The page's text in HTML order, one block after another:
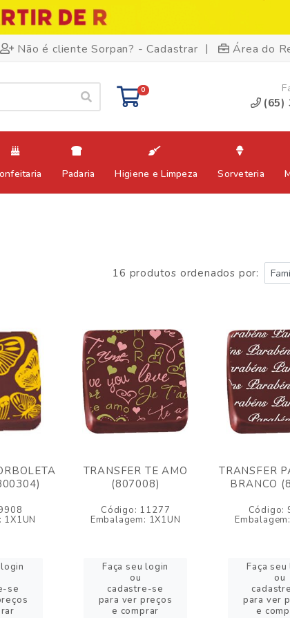
Não é cliente Sorpan? - Cadastrar | Área do
0
(65)
Padaria Higiene e Limpeza Sorveteria
16 produtos ordenados por:
1X1UN
se
TRANSFER TE AMO
(807008)
Código: 11277
Embalagem: 1X1UN
Faça seu login
ou
cadastre-se
para ver preços
e comprar
TRANSFER
BRANCO
Código:
Faça
ou
para ver
e